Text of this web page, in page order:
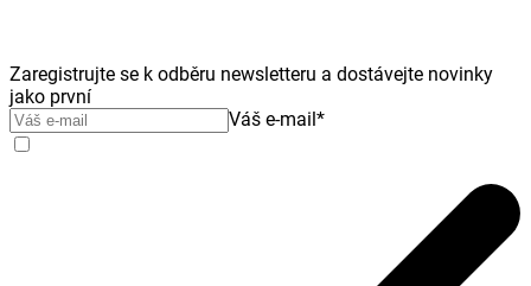
Zaregistrujte se k odběru newsletteru a dostávejte novinky
jako první
Váš e-mail*